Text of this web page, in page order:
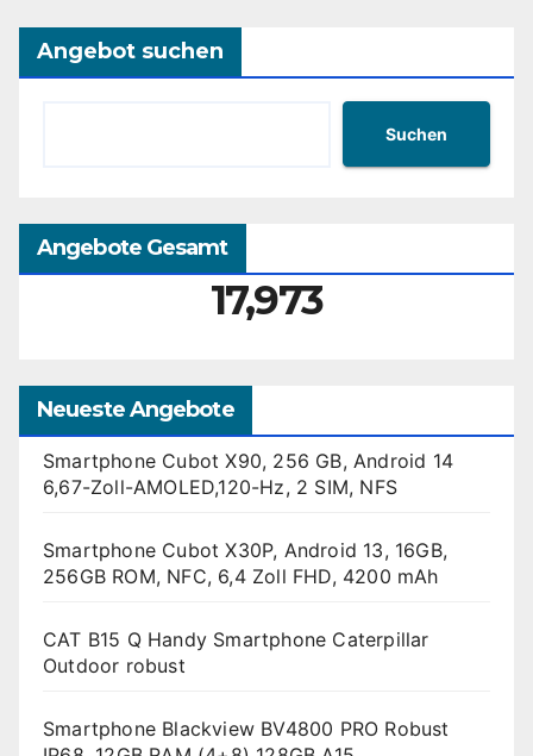
Angebot suchen
Suchen
Angebote Gesamt
17,973
Neueste Angebote
Smartphone Cubot X90, 256 GB, Android 14
6,67-Zoll-AMOLED,120-Hz, 2 SIM, NFS
Smartphone Cubot X30P, Android 13, 16GB,
256GB ROM, NFC, 6,4 Zoll FHD, 4200 mAh
CAT B15 Q Handy Smartphone Caterpillar
Outdoor robust
Smartphone Blackview BV4800 PRO Robust